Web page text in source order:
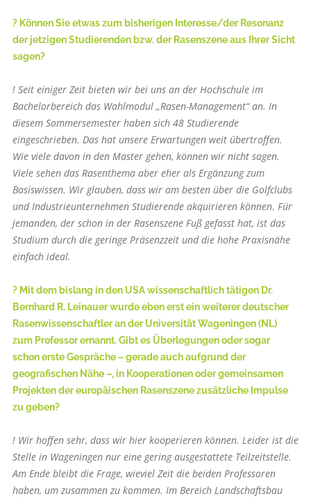
? Können Sie etwas zum bisherigen Interesse/der Resonanz
der jetzigen Studierenden bzw. der Rasenszene aus Ihrer Sicht
sagen?
! Seit einiger Zeit bieten wir bei uns an der Hochschule im
Bachelorbereich das Wahlmodul „Rasen-Management“ an. In
diesem Sommersemester haben sich 48 Studierende
eingeschrieben. Das hat unsere Erwartungen weit übertroffen.
Wie viele davon in den Master gehen, können wir nicht sagen.
Viele sehen das Rasenthema aber eher als Ergänzung zum
Basiswissen. Wir glauben, dass wir am besten über die Golfclubs
und Industrieunternehmen Studierende akquirieren können. Für
jemanden, der schon in der Rasenszene Fuß gefasst hat, ist das
Studium durch die geringe Präsenzzeit und die hohe Praxisnähe
einfach ideal.
? Mit dem bislang in den USA wissenschaftlich tätigen Dr.
Bernhard R. Leinauer wurde eben erst ein weiterer deutscher
Rasenwissenschaftler an der Universität Wageningen (NL)
zum Professor ernannt. Gibt es Überlegungen oder sogar
schon erste Gespräche – gerade auch aufgrund der
geografischen Nähe –, in Kooperationen oder gemeinsamen
Projekten der europäischen Rasenszene zusätzliche Impulse
zu geben?
! Wir hoffen sehr, dass wir hier kooperieren können. Leider ist die
Stelle in Wageningen nur eine gering ausgestattete Teilzeitstelle.
Am Ende bleibt die Frage, wieviel Zeit die beiden Professoren
haben, um zusammen zu kommen. Im Bereich Landschaftsbau